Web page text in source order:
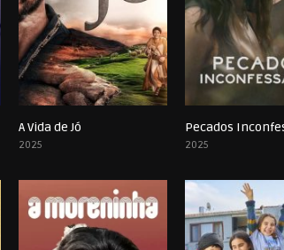
A Vida de Jó
2025
Pecados
2025